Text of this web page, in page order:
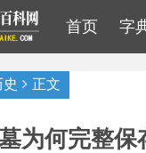
首页 字
史 正文
为何完整保